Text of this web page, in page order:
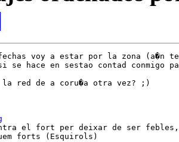
voy a estar por la zona (a�n
hace en sestao contad conmigo
la red de a coru�a otra vez? ;)
el fort per deixar de ser
forts (Esquirols)